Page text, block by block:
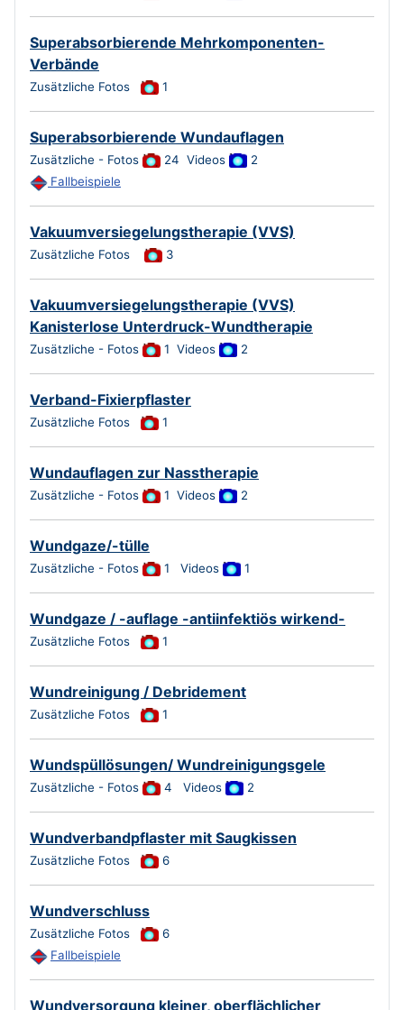
Superabsorbierende Mehrkomponenten-
Verbände
Zusätzliche Fotos 1
Superabsorbierende Wundauflagen
Zusätzliche - Fotos 24 Videos
2
Fallbeispiele
Vakuumversiegelungstherapie (VVS)
Zusätzliche Fotos 3
Vakuumversiegelungstherapie (VVS)
Kanisterlose Unterdruck-Wundtherapie
Zusätzliche - Fotos 1 Videos 2
Verband-Fixierpflaster
Zusätzliche Fotos 1
Wundauflagen zur Nasstherapie
Zusätzliche - Fotos 1 Videos 2
Wundgaze/-tülle
Zusätzliche - Fotos 1 Videos 1
Wundgaze / -auflage -antiinfektiös wirkend-
Zusätzliche Fotos 1
Wundreinigung / Debridement
Zusätzliche Fotos 1
Wundspüllösungen/ Wundreinigungsgele
Zusätzliche - Fotos 4 Videos 2
Wundverbandpflaster mit Saugkissen
Zusätzliche Fotos 6
Wundverschluss
Zusätzliche Fotos
6
Fallbeispiele
Wundversorgung kleiner, oberflächlicher